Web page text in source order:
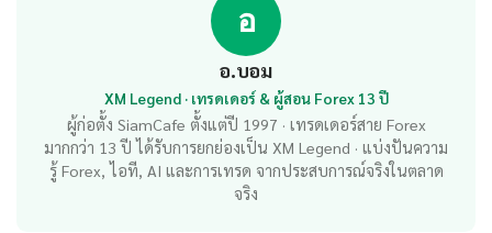
อ
อ.บอม
XM Legend · เทรดเดอร์ & ผู้สอน Forex 13 ปี
ผู้ก่อตั้ง SiamCafe ตั้งแต่ปี 1997 · เทรดเดอร์สาย Forex
มากกว่า 13 ปี ได้รับการยกย่องเป็น XM Legend · แบ่งปันความ
รู้ Forex, ไอที, AI และการเทรด จากประสบการณ์จริงในตลาด
จริง